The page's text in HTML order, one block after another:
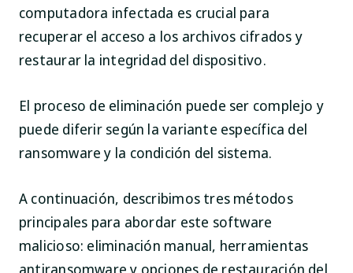
computadora infectada es crucial para
recuperar el acceso a los archivos cifrados y
restaurar la integridad del dispositivo.
El proceso de eliminación puede ser complejo y
puede diferir según la variante específica del
ransomware y la condición del sistema.
A continuación, describimos tres métodos
principales para abordar este software
malicioso: eliminación manual, herramientas